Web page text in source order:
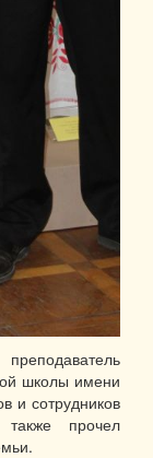
школы имени
и сотрудников
прочел